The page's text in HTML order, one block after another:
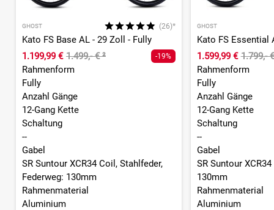
GHOST (26)*
Kato FS Base AL - 29 Zoll - Fully
1.199,99 € 1.499,- €² -19%
Rahmenform
Fully
Anzahl Gänge
12-Gang Kette
Schaltung
--
Gabel
SR Suntour XCR34 Coil, Stahlfeder,
Federweg: 130mm
Rahmenmaterial
Aluminium
GHOST
Kato FS Essential
1.599,99 € 1.799,-
Rahmenform
Fully
Anzahl Gänge
12-Gang Kette
Schaltung
--
Gabel
SR Suntour
130mm
Rahmenmaterial
Aluminium